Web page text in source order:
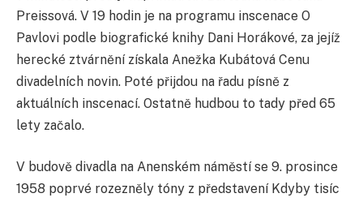
Preissová. V 19 hodin je na programu inscenace O
Pavlovi podle biografické knihy Dani Horákové, za jejíž
herecké ztvárnění získala Anežka Kubátová Cenu
divadelních novin. Poté přijdou na řadu písně z
aktuálních inscenací. Ostatně hudbou to tady před 65
lety začalo.
V budově divadla na Anenském náměstí se 9. prosince
1958 poprvé rozezněly tóny z představení Kdyby tisíc